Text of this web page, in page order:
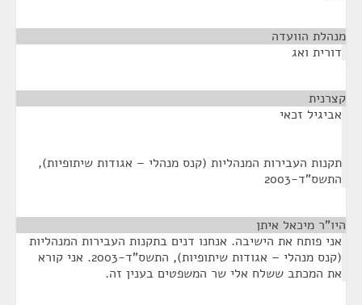
מנהלת הוועדה
דורית ואג
קצרנית
אביגיל זכאי
תקנות העבירות המנהליות (קנס מנהלי – אגודות שיתופיות),
התשס"ד-2003
היו"ר מיכאל איתן
אני פותח את הישיבה. אנחנו דנים בתקנות העבירות המנהליות
(קנס מנהלי – אגודות שיתופיות), התשס"ד-2003. אני קורא
את המכתב ששלח אלי שר המשפטים בענין זה.